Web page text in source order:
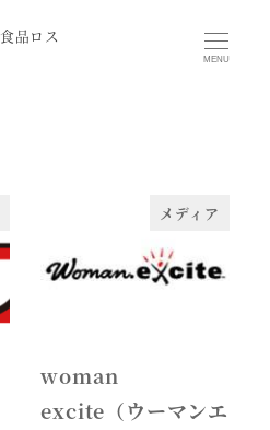
MENU
食品ロス
メディア
woman
excite（ウーマンエ